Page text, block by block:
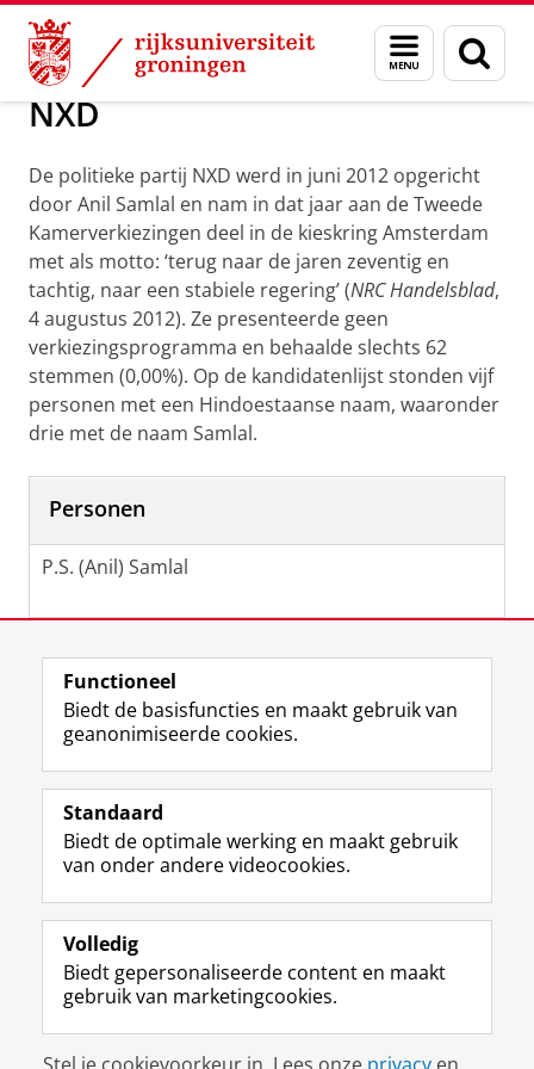
Skip
Content
Skip
Navigation
Menu
en
zoeken
Onderzoek NXD
NXD
De politieke partij NXD werd in juni 2012 opgericht
door Anil Samlal en nam in dat jaar aan de Tweede
Kamerverkiezingen deel in de kieskring Amsterdam
met als motto: ‘terug naar de jaren zeventig en
tachtig, naar een stabiele regering’ (NRC Handelsblad,
4 augustus 2012). Ze presenteerde geen
verkiezingsprogramma en behaalde slechts 62
stemmen (0,00%). Op de kandidatenlijst stonden vijf
personen met een Hindoestaanse naam, waaronder
drie met de naam Samlal.
Personen
P.S. (Anil) Samlal
Laatst gewijzigd: 06 februari 2023 15:04
Volg de RUG
F
a
e
b
o
p
a
i
n
L
i
k
e
I
-
p
g
i
R
S
-
f
e
R
k
s
I
n
t
r
m
c
c
Y
o
T
e
k
a
a
Studiekiezers
Alumni
Over ons
Disclaimer & Copyright
Functioneel
Biedt de basisfuncties en maakt gebruik van
geanonimiseerde cookies.
Standaard
Biedt de optimale werking en maakt gebruik
van onder andere videocookies.
Volledig
Biedt gepersonaliseerde content en maakt
gebruik van marketingcookies.